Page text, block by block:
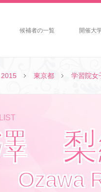
候補者の一覧 開催大
2015 東京都 学習院女
Ozawa